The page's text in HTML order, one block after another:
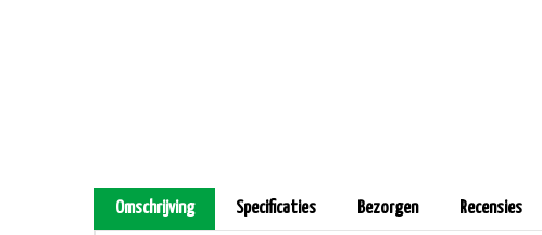
Omschrijving Specificaties Bezorgen Recensies